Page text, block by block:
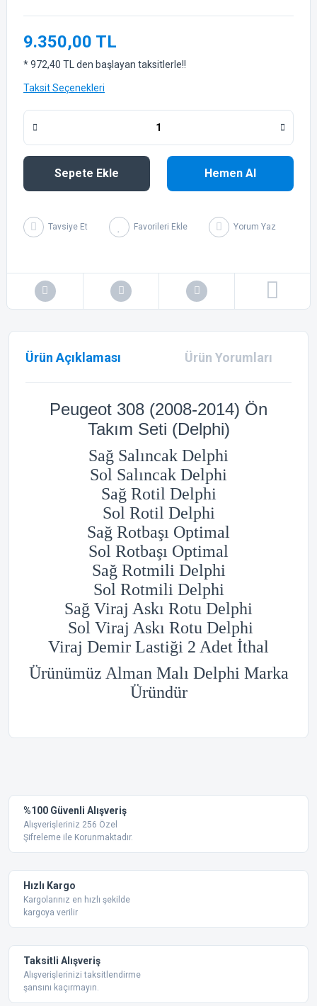
9.350,00 TL
* 972,40 TL den başlayan taksitlerle!!
Taksit Seçenekleri
Sepete Ekle Hemen Al
Tavsiye Et Yorum Yaz
Ürün Açıklaması Ürün Yorumları
Peugeot 308 (2008-2014) Ön
Takım Seti (Delphi)
Sağ Salıncak Delphi
Sol Salıncak Delphi
Sağ Rotil Delphi
Sol Rotil Delphi
Sağ Rotbaşı Optimal
Sol Rotbaşı Optimal
Sağ Rotmili Delphi
Sol Rotmili Delphi
Sağ Viraj Askı Rotu Delphi
Sol Viraj Askı Rotu Delphi
Viraj Demir Lastiği 2 Adet İthal
Ürünümüz Alman Malı Delphi Marka
Üründür
Ürün resmi kalitesiz, bozuk veya görüntülenemiyor.
Ürün açıklamasında eksik bilgiler bulunuyor.
Bu ürüne benzer farklı alternatifler olmalı.
%100 Güvenli Alışveriş
Alışverişleriniz 256 Özel
Şifreleme ile Korunmaktadır.
Hızlı Kargo
Kargolarınız en hızlı şekilde
kargoya verilir
Taksitli Alışveriş
Alışverişlerinizi taksitlendirme
şansını kaçırmayın.